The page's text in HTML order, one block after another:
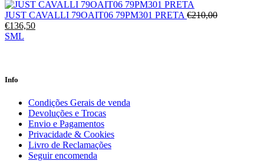
JUST CAVALLI 79OAIT06 79PM301 PRETA€210,00
€136,50
SML
Info
Condições Gerais de venda
Devoluções e Trocas
Envio e Pagamentos
Privacidade & Cookies
Livro de Reclamações
Seguir encomenda